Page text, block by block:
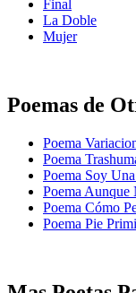
Final
La Doble
Mujer
Poemas de
Poema
Poema
Poema Soy
Poema
Poema Cómo
Poema Pie